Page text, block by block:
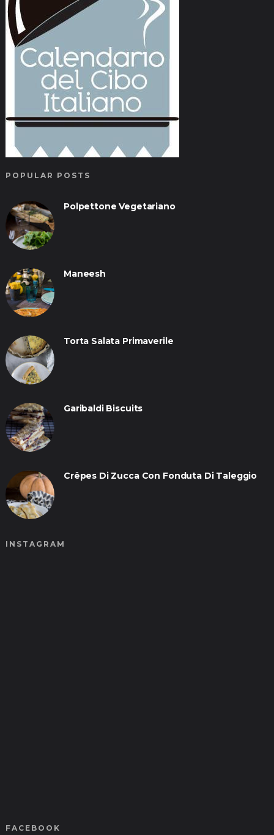
POPULAR POSTS
Polpettone Vegetariano
Maneesh
Torta Salata Primaverile
Garibaldi Biscuits
Crêpes Di Zucca Con Fonduta Di Taleggio
INSTAGRAM
FACEBOOK